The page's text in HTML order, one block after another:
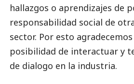
hallazgos o aprendizajes de
responsabilidad social de
sector. Por esto
posibilidad de interactuar y
de dialogo en la industria.